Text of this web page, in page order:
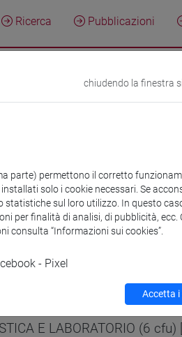
Ricerca Pubblicazioni
Laurea
E LABORATORIO (6 cfu)
E LABORATORIO (6 cfu)
chiudendo la finestra
parte) permettono il corretto
solo i cookie necessari. Se
sul loro utilizzo. In questo
per finalità di analisi, di pubblicità, ecc.
consulta “Informazioni sui cookies”.
- Pixel
Accetta i